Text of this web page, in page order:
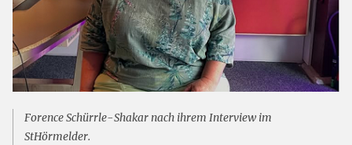
Forence Schürrle-Shakar nach ihrem Interview im
StHörmelder.